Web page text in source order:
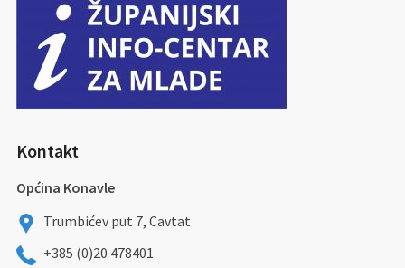
Kontakt
Općina Konavle
Trumbićev put 7, Cavtat
+385 (0)20 478401